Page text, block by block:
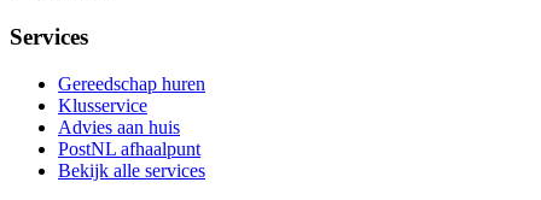
Services
Gereedschap huren
Klusservice
Advies aan huis
PostNL afhaalpunt
Bekijk alle services